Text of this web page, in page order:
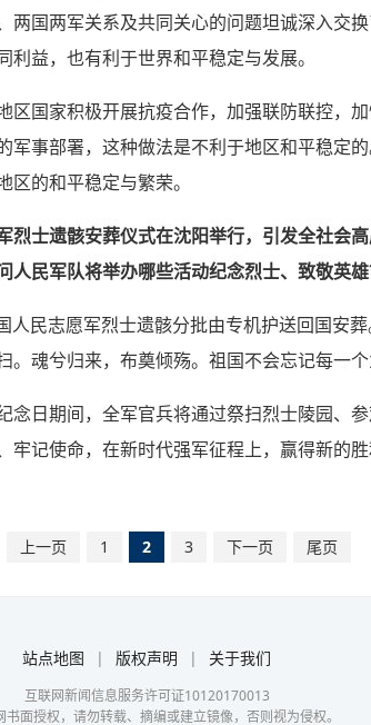
两国两军关系及共同关心的问题坦诚深入交
益，也有利于世界和平稳定与发展。
区国家积极开展抗疫合作，加强联防联控，
事部署，这种做法是不利于地区和平稳定
的和平稳定与繁荣。
士遗骸安葬仪式在沈阳举行，引发全社会
民军队将举办哪些活动纪念烈士、致敬英雄
人民志愿军烈士遗骸分批由专机护送回国安
魂兮归来，布奠倾殇。祖国不会忘记每一个
念日期间，全军官兵将通过祭扫烈士陵园、
记使命，在新时代强军征程上，赢得新的胜
上一页 1 2 3 下一页 尾页
站点地图 | 版权声明 | 关于我们
互联网新闻信息服务许可证10120170013
书面授权，请勿转载、摘编或建立镜像，否则视为侵权。